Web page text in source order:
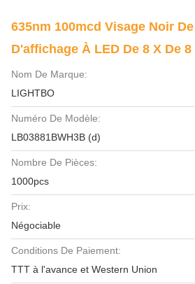
635nm 100mcd Visage Noir
D'affichage À LED De 8 X De
Nom De Marque:
LIGHTBO
Numéro De Modèle:
LB03881BWH3B (d)
Nombre De Pièces:
1000pcs
Prix:
Négociable
Conditions De Paiement:
TTT à l'avance et Western Union